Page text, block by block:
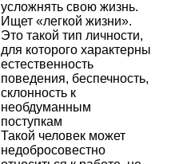
усложнять свою жизнь.
Ищет «легкой жизни».
Это такой тип личности,
для которого характерны
естественность
поведения, беспечность,
склонность к
необдуманным
поступкам
Такой человек может
недобросовестно